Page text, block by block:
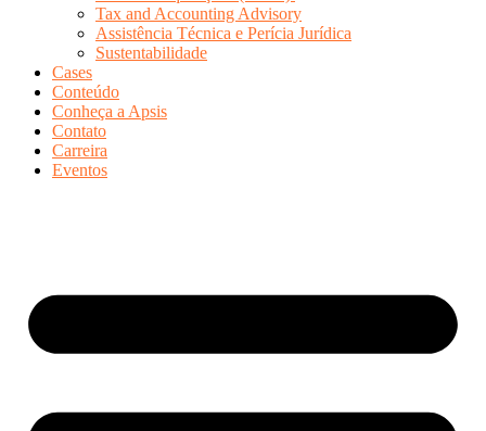
Tax and Accounting Advisory
Assistência Técnica e Perícia Jurídica
Sustentabilidade
Cases
Conteúdo
Conheça a Apsis
Contato
Carreira
Eventos